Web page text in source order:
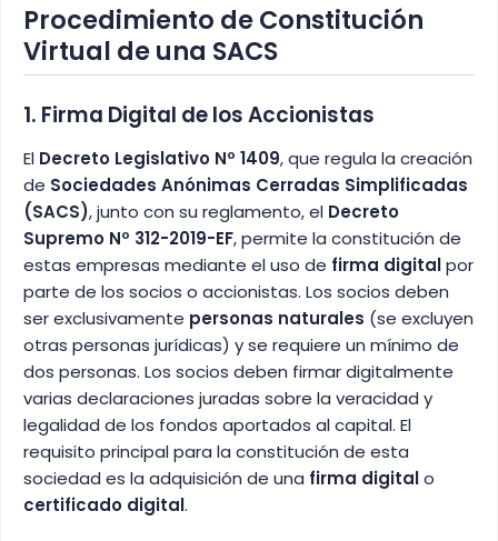
Procedimiento de Constitución
Virtual de una SACS
1. Firma Digital de los Accionistas
El Decreto Legislativo Nº 1409, que regula la creación
de Sociedades Anónimas Cerradas Simplificadas
(SACS), junto con su reglamento, el Decreto
Supremo Nº 312-2019-EF, permite la constitución de
estas empresas mediante el uso de firma digitalpor
parte de los socios o accionistas. Los socios deben
ser exclusivamente personas naturales (se excluyen
otras personas jurídicas) y se requiere un mínimo de
dos personas. Los socios deben firmar digitalmente
varias declaraciones juradas sobre la veracidad y
legalidad de los fondos aportados al capital. El
requisito principal para la constitución de esta
sociedad es la adquisición de una firma digitalo
certificado digital.